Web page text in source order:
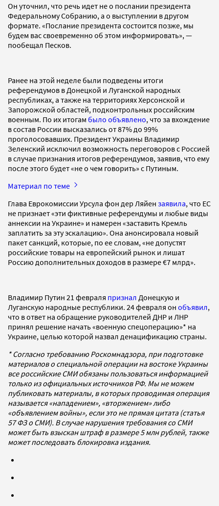
Он уточнил, что речь идет не о послании президента
Федеральному Собранию, а о выступлении в другом
формате. «Послание президента состоится позже, мы
будем вас своевременно об этом информировать», —
пообещал Песков.
Ранее на этой неделе были подведены итоги
референдумов в Донецкой и Луганской народных
республиках, а также на территориях Херсонской и
Запорожской областей, подконтрольных российским
военным. По их итогам было объявлено, что за вхождение
в состав России высказались от 87% до 99%
проголосовавших. Президент Украины Владимир
Зеленский исключил возможность переговоров с Россией
в случае признания итогов референдумов, заявив, что ему
после этого будет «не о чем говорить» с Путиным.
Материал по теме
Глава Еврокомиссии Урсула фон дер Ляйен заявила, что ЕС
не признает «эти фиктивные референдумы и любые виды
аннексии на Украине» и намерен «заставить Кремль
заплатить за эту эскалацию». Она анонсировала новый
пакет санкций, которые, по ее словам, «не допустят
российские товары на европейский рынок и лишат
Россию дополнительных доходов в размере €7 млрд».
Владимир Путин 21 февраля признал Донецкую и
Луганскую народные республики. 24 февраля он объявил,
что в ответ на обращение руководителей ДНР и ЛНР
принял решение начать «военную спецоперацию»* на
Украине, целью которой назвал денацификацию страны.
* Согласно требованию Роскомнадзора, при подготовке
материалов о специальной операции на востоке Украины
все российские СМИ обязаны пользоваться информацией
только из официальных источников РФ. Мы не можем
публиковать материалы, в которых проводимая операция
называется «нападением», «вторжением» либо
«объявлением войны», если это не прямая цитата (статья
57 ФЗ о СМИ). В случае нарушения требования со СМИ
может быть взыскан штраф в размере 5 млн рублей, также
может последовать блокировка издания.